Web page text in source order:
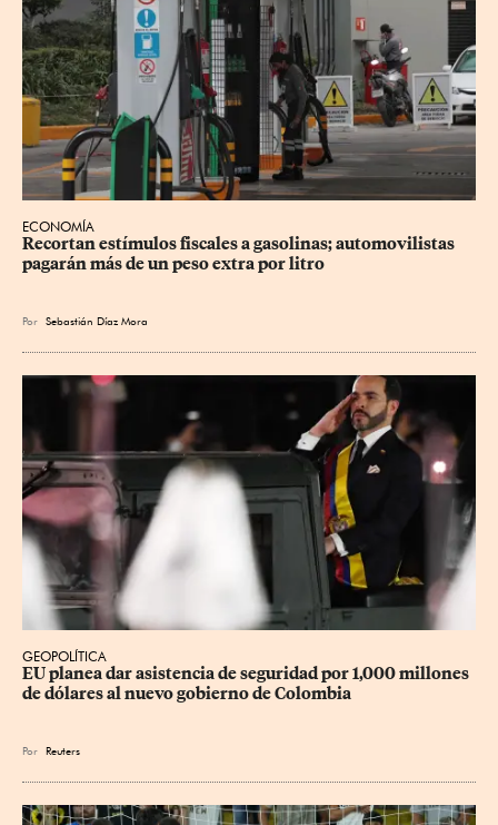
ECONOMÍA
Recortan estímulos fiscales a gasolinas; automovilistas
pagarán más de un peso extra por litro
Por Sebastián Díaz Mora
GEOPOLÍTICA
EU planea dar asistencia de seguridad por 1,000 millones
de dólares al nuevo gobierno de Colombia
Por Reuters